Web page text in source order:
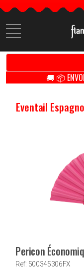
Cherchez
des
🚚 📦
Eventail
Pericon
Ref: 500345306FX